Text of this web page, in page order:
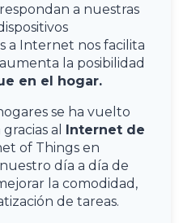
a nuestras
a Internet nos facilita
la posibilidad
en el hogar.
se ha vuelto
al Internet de
of Things en
día a día de
la comodidad,
de tareas.